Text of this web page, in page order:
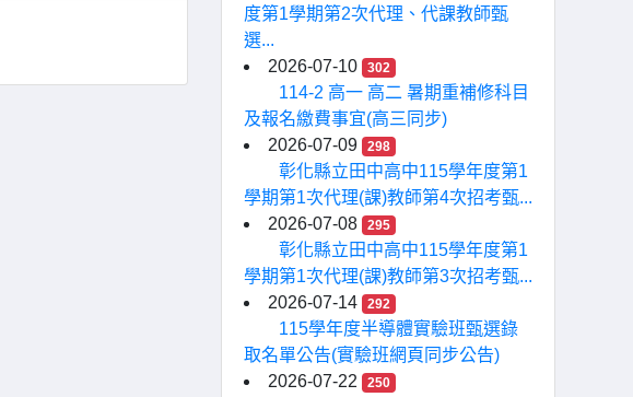
度第1學期第2次代理、代課教師甄
選...
2026-07-10
302
114-2 高一 高二 暑期重補修科目
及報名繳費事宜(高三同步)
2026-07-09
298
彰化縣立田中高中115學年度第1
學期第1次代理(課)教師第4次招考甄...
2026-07-08
295
彰化縣立田中高中115學年度第1
學期第1次代理(課)教師第3次招考甄...
2026-07-14
292
115學年度半導體實驗班甄選錄
取名單公告(實驗班網頁同步公告)
2026-07-22
250